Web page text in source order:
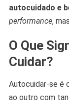
autocuidado e
performance,
O Que
Cuidar?
Autocuidar-se é
ao outro com